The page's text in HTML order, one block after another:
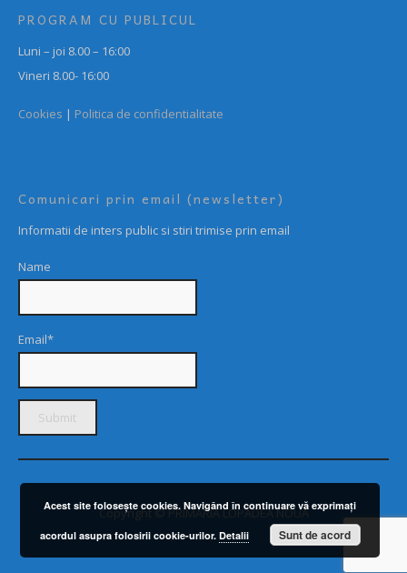
PROGRAM CU PUBLICUL
Luni – joi 8.00 – 16:00
Vineri 8.00- 16:00
Cookies | Politica de confidentialitate
Comunicari prin email (newsletter)
Informatii de inters public si stiri trimise prin email
Name
Email*
Copyright © PRIMARIA LOPADEA NOUĂ
Acest site foloseşte cookies. Navigând în continuare vă exprimaţi
acordul asupra folosirii cookie-urilor. Detalii Sunt de acord